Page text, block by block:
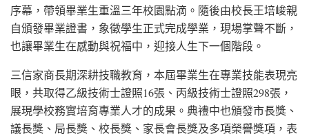
序幕，帶領畢業生重溫三年校園點滴。隨後由校長王培峻親
自頒發畢業證書，象徵學生正式完成學業，現場掌聲不斷，
也讓畢業生在感動與祝福中，迎接人生下一個階段。
三信家商長期深耕技職教育，本屆畢業生在專業技能表現亮
眼，共取得乙級技術士證照16張、丙級技術士證照298張，
展現學校務實培育專業人才的成果。典禮中也頒發市長獎、
議長獎、局長獎、校長獎、家長會長獎及多項榮譽獎項，表